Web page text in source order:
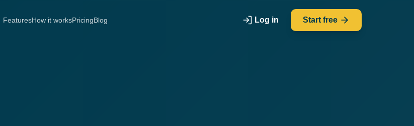
FeaturesHow it worksPricingBlog Log in Start free